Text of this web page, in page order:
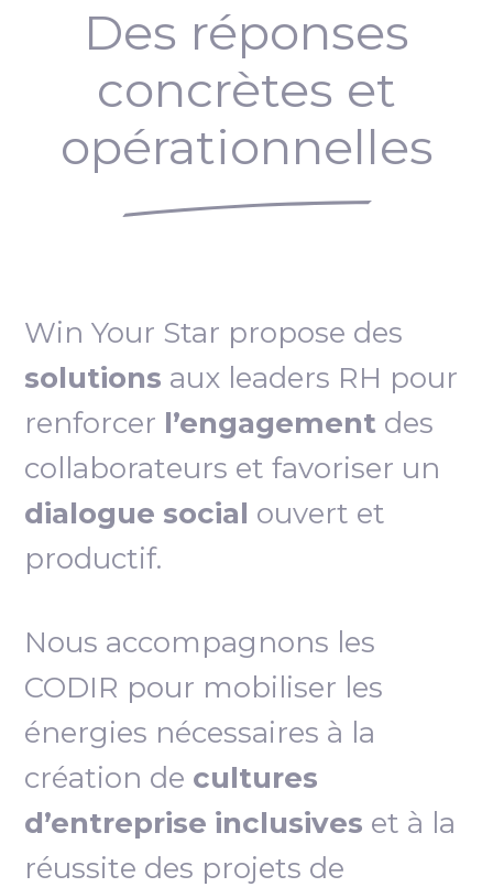
Des réponses
concrètes et
opérationnelles
Win Your Star propose des
solutions aux leaders RH pour
renforcer l’engagement des
collaborateurs et favoriser un
dialogue social ouvert et
productif.
Nous accompagnons les
CODIR pour mobiliser les
énergies nécessaires à la
création de cultures
d’entreprise inclusives et à la
réussite des projets de